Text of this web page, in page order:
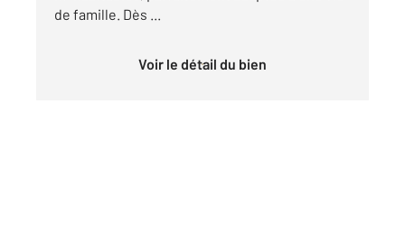
de famille. Dès ...
Voir le détail du bien